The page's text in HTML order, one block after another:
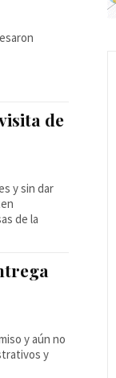
de
y sin dar
de la
y aún no
y